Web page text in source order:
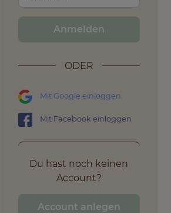
Anmelden
ODER
Mit Google einloggen
Mit Facebook einloggen
Du hast noch keinen
Account?
Account anlegen